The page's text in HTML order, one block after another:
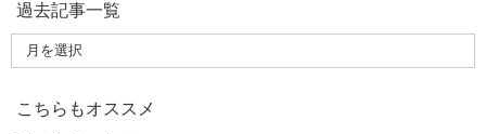
過去記事一覧
こちらもオススメ